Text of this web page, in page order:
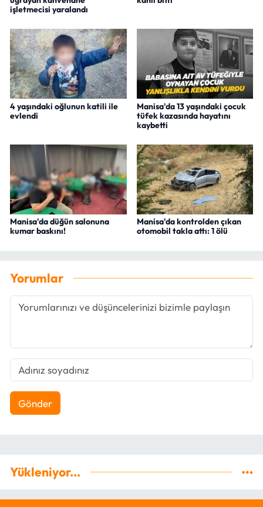
işletmecisi yaralandı
4 yaşındaki oğlunun katili ile
evlendi
Manisa'da 13 yaşındaki çocuk
tüfek kazasında hayatını
kaybetti
Manisa'da düğün salonuna
kumar baskını!
Manisa'da kontrolden çıkan
otomobil takla attı: 1 ölü
Yorumlar
Gönder
Yükleniyor...